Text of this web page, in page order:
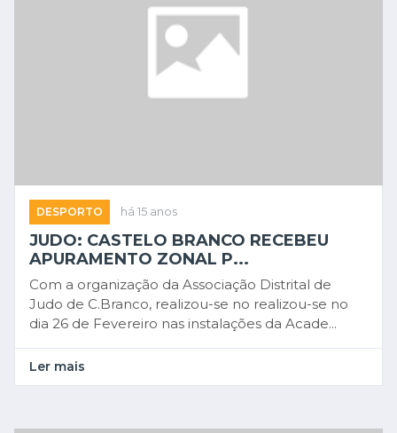
DESPORTO há 15 anos
JUDO: CASTELO BRANCO RECEBEU
APURAMENTO ZONAL P...
Com a organização da Associação Distrital de
Judo de C.Branco, realizou-se no realizou-se no
dia 26 de Fevereiro nas instalações da Acade...
Ler mais